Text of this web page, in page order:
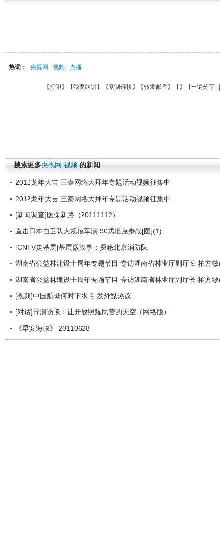
热词： 央视网 视频 点播
【打印 】【我要纠错】【复制链接】【转发邮件】【 】 【一键分享
搜索更多央视网 视频 的新闻
2012龙年大吉 三秦网络大拜年专题活动视频征集中
2012龙年大吉 三秦网络大拜年专题活动视频征集中
[新闻调查]医保新路（20111112）
直击日本自卫队大规模军演 90式坦克参战[图](1)
[CNTV走基层]基层微故事：探秘北京消防队
湖南省公益林建设十周年专题节目 专访湖南省林业厅副厅长 柏方
湖南省公益林建设十周年专题节目 专访湖南省林业厅副厅长 柏方
[视频]中国航母何时下水 引发外媒热议
[对话]导演访谈：让开放照耀民营的天空（网络版）
《早安海峡》 20110628